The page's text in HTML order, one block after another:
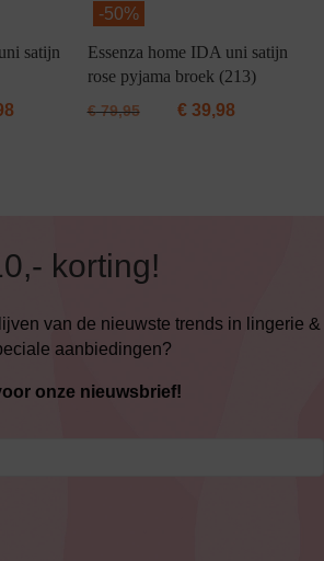
satijn
-50%
Essenza home IDA uni satijn
rose pyjama broek (213)
€79,95 €39,98
korting!
van de nieuwste trends in lingerie &
aanbiedingen?
onze nieuwsbrief!